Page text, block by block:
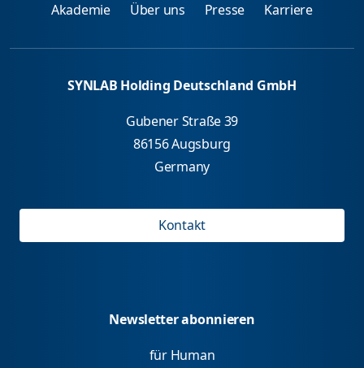
Akademie Über uns Presse Karriere
SYNLAB Holding Deutschland GmbH
Gubener Straße 39
86156 Augsburg
Germany
Kontakt
Newsletter abonnieren
für Human